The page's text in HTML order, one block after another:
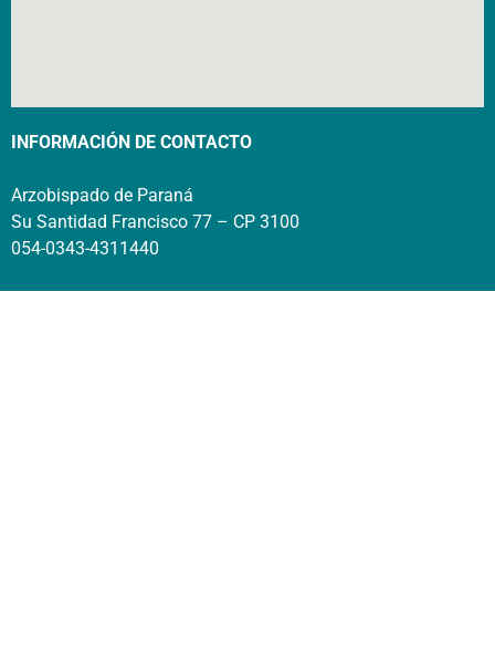
INFORMACIÓN DE CONTACTO
Arzobispado de Paraná
Su Santidad Francisco 77 – CP 3100
054-0343-4311440